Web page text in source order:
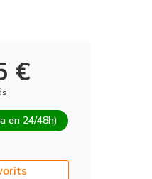
€
en 24/48h)